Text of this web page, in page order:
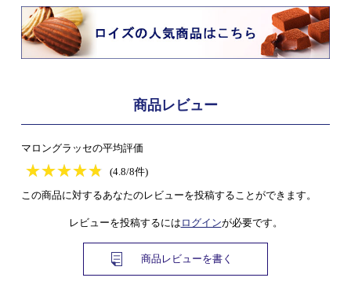
商品レビュー
マロングラッセの平均評価
★★★★★
★★★★★
(4.8/8件)
この商品に対するあなたのレビューを投稿することができます。
レビューを投稿するには ログインが必要です。
商品レビューを書く